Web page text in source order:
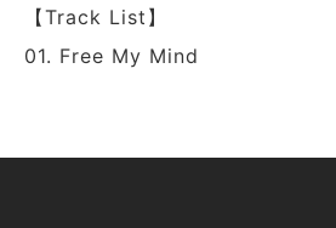
【Track List】
01. Free My Mind